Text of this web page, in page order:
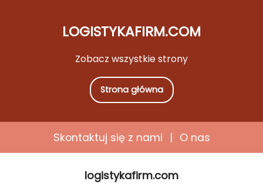
Zobacz wszystkie strony
LOGISTYKAFIRM.COM
Strona główna
Skontaktuj się z nami | O nas
logistykafirm.com